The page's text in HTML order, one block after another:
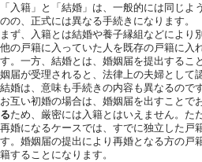
「入籍」と「結婚」は、一般的には同じよ
のの、正式には異なる手続きになります。
まず、入籍とは結婚や養子縁組などにより
他の戸籍に入っていた人を既存の戸籍に入
す。一方、結婚とは、婚姻届を提出するこ
姻届が受理されると、法律上の夫婦として
結婚は、意味も手続きの内容も異なるのです
お互い初婚の場合は、婚姻届を出すことで
るため、厳密には入籍とはいえません。た
再婚になるケースでは、すでに独立した戸
す。婚姻届の提出により再婚となる方の戸
籍することになります。